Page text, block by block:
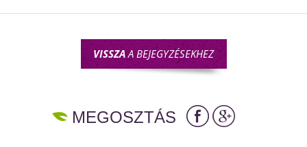
VISSZAA BEJEGYZÉSEKHEZ
MEGOSZTÁS